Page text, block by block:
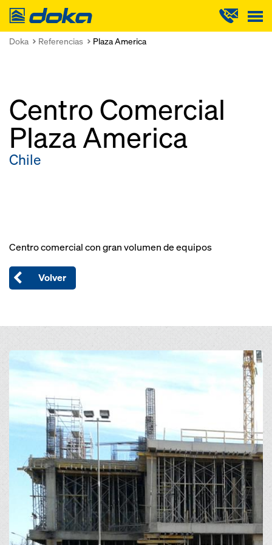
Doka
Doka Referencias Plaza America
Centro Comercial
Plaza America
Chile
Centro comercial con gran volumen de equipos
Volver